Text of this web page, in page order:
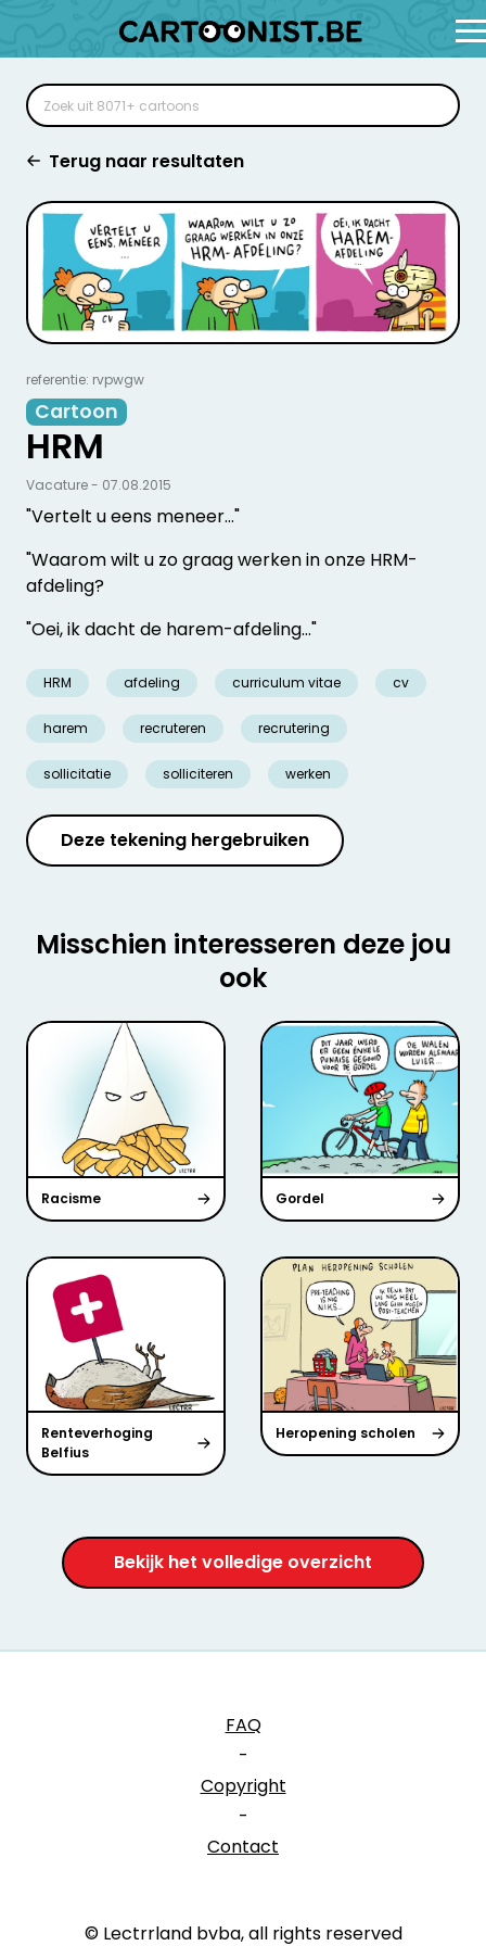
Terug naar resultaten
referentie: rvpwgw
Cartoon
HRM
"Vertelt u eens meneer…"
"Waarom wilt u zo graag werken in onze HRM-
afdeling?
"Oei, ik dacht de harem-afdeling…"
HRM afdeling curriculum vitae cv
harem recruteren recrutering
sollicitatie solliciteren werken
Vacature - 07.08.2015
Deze tekening hergebruiken
Misschien interesseren deze jou
ook
Racisme Gordel
Renteverhoging
Belfius
Heropening scholen
Bekijk het volledige overzicht
FAQ
-
Copyright
-
Contact
© Lectrrland bvba, all rights reserved